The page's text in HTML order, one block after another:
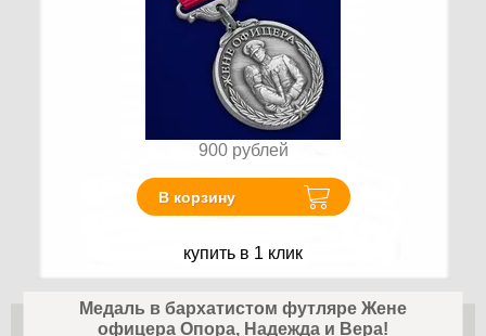
900 рублей
В корзину
купить в 1 клик
Медаль в бархатистом футляре Жене
офицера Опора, Надежда и Вера!